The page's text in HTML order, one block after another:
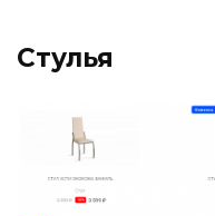
Стулья